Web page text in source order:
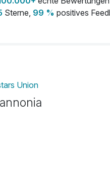
Sterne, 99 % positives
Union